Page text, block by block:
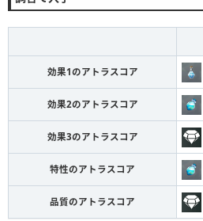
効果1のアトラスコア
効果2のアトラスコア
効果3のアトラスコア
特性のアトラスコア
品質のアトラスコア